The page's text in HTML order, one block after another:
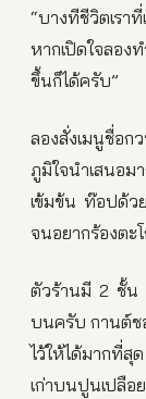
“บางทีชีวิตเร
หากเปิดใจลอง
ขึ้นก็ได้ครับ”
ลองสั่งเมนูชื่อ
ภูมิใจนำเสนอ
เข้มข้น ท๊อปด้ว
จนอยากร้องตะ
ตัวร้านมี 2 ชั้น
บนครับ กานต์ช
ไว้ให้ได้มากที่สุ
เก่าบนปูนเปลือ